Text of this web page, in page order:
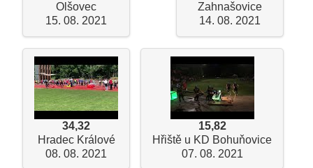
Olšovec
15. 08. 2021
Zahnašovice
14. 08. 2021
34,32
Hradec Králové
08. 08. 2021
15,82
Hřiště u KD Bohuňovice
07. 08. 2021